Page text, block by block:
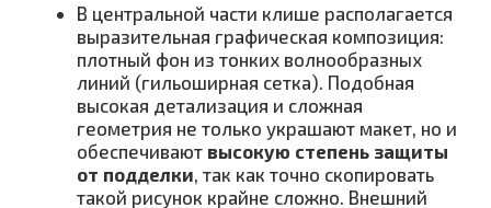
В центральной части клише располагается
выразительная графическая композиция:
плотный фон из тонких волнообразных
линий (гильоширная сетка). Подобная
высокая детализация и сложная
геометрия не только украшают макет, но и
обеспечивают высокую степень защиты
от подделки , так как точно скопировать
такой рисунок крайне сложно. Внешний